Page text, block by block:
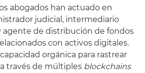
abogados han actuado en
judicial, intermediario
de distribución de fondos
con activos digitales.
orgánica para rastrear
través de múltiples blockchains